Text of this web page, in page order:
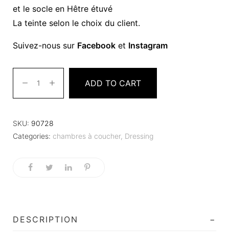
et le socle en Hêtre étuvé
La teinte selon le choix du client.
Suivez-nous sur Facebook et Instagram
ADD TO CART
SKU: 90728
Categories: chambres à coucher, Dressing
DESCRIPTION